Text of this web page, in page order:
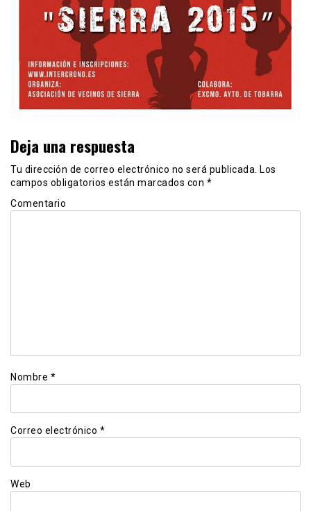
Deja una respuesta
Tu dirección de correo electrónico no será publicada. Los
campos obligatorios están marcados con *
Comentario
Nombre *
Correo electrónico *
Web